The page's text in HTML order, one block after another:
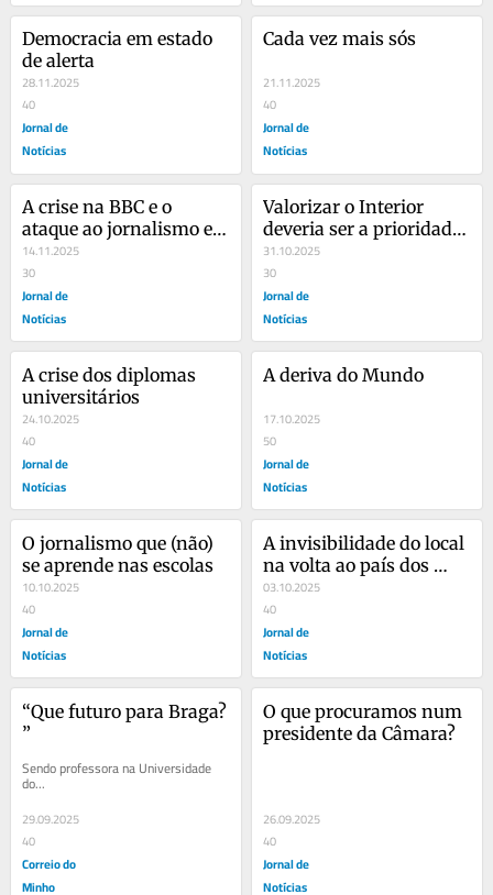
Democracia em estado
de alerta
28.11.2025
40
Jornal de
Notícias
Cada vez mais sós
21.11.2025
40
Jornal de
Notícias
A crise na BBC e o
ataque ao jornalismo e
ao serviço público de
média
14.11.2025
30
Jornal de
Notícias
Valorizar o Interior
deveria ser a prioridade
do novo ciclo autárquico
31.10.2025
30
Jornal de
Notícias
A crise dos diplomas
universitários
24.10.2025
40
Jornal de
Notícias
A deriva do Mundo
17.10.2025
50
Jornal de
Notícias
O jornalismo que (não)
se aprende nas escolas
10.10.2025
40
Jornal de
Notícias
A invisibilidade do local
na volta ao país dos
líderes partidários
03.10.2025
40
Jornal de
Notícias
“Que futuro para Braga?
”
Sendo professora na Universidade
do...
29.09.2025
40
Correio do
Minho
O que procuramos num
presidente da Câmara?
26.09.2025
40
Jornal de
Notícias